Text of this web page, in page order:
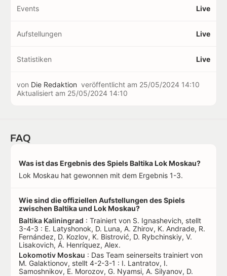
Events Live
Aufstellungen Live
Statistiken Live
von Die Redaktion veröffentlicht am 25/05/2024 14:10
Aktualisiert am 25/05/2024 14:10
FAQ
Was ist das Ergebnis des Spiels Baltika Lok Moskau?
Lok Moskau hat gewonnen mit dem Ergebnis 1-3.
Wie sind die offiziellen Aufstellungen des Spiels
zwischen Baltika und Lok Moskau?
Baltika Kaliningrad : Trainiert von S. Ignashevich, stellt
3-4-3 : E. Latyshonok, D. Luna, A. Zhirov, K. Andrade, R.
Fernández, D. Kozlov, K. Bistrović, D. Rybchinskiy, V.
Lisakovich, Á. Henríquez, Alex.
Lokomotiv Moskau : Das Team seinerseits trainiert von
M. Galaktionov, stellt 4-2-3-1 : I. Lantratov, I.
Samoshnikov, E. Morozov, G. Nyamsi, A. Silyanov, D.